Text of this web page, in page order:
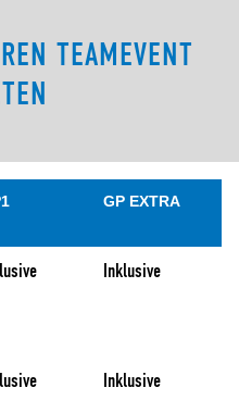
TEAMEVENT
GP EXTRA
Inklusive
Inklusive